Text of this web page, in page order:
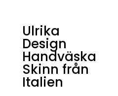
Ulrika
Design
Handväska
Skinn från
Italien